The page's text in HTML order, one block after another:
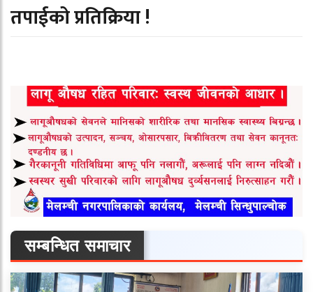
तपाईको प्रतिक्रिया !
सम्बन्धित समाचार